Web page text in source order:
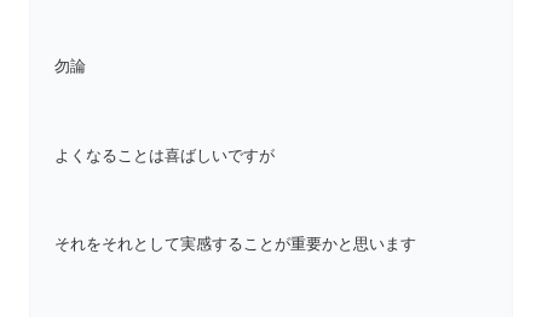
勿論
よくなることは喜ばしいですが
それをそれとして実感することが重要かと思います